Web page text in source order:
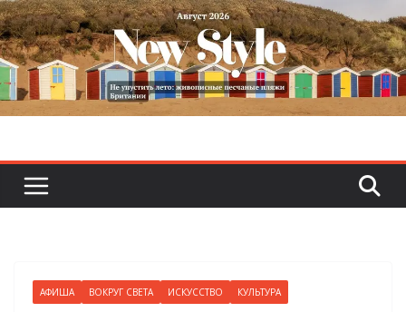
Skip
to
content
АФИША ВОКРУГ СВЕТА ИСКУССТВО КУЛЬТУРА